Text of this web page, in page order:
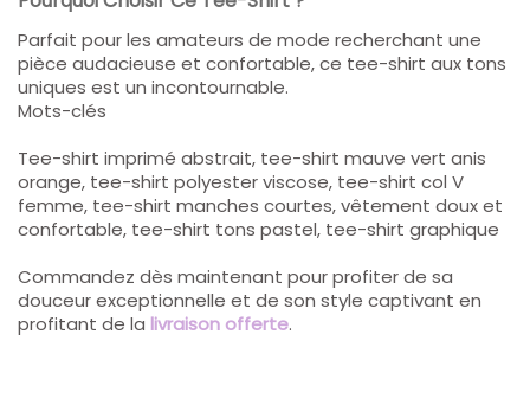
Parfait pour les amateurs de mode recherchant une
pièce audacieuse et confortable, ce tee-shirt aux tons
uniques est un incontournable.
Mots-clés
Tee-shirt imprimé abstrait, tee-shirt mauve vert anis
orange, tee-shirt polyester viscose, tee-shirt col V
femme, tee-shirt manches courtes, vêtement doux et
confortable, tee-shirt tons pastel, tee-shirt graphique
Commandez dès maintenant pour profiter de sa
douceur exceptionnelle et de son style captivant en
profitant de la livraison offerte.